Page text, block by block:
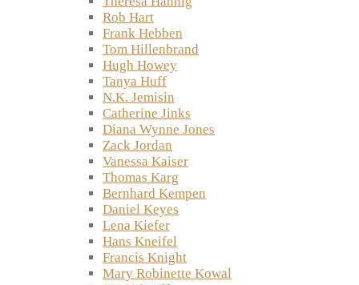
Rob Hart
Frank Hebben
Tom Hillenbrand
Hugh Howey
Tanya Huff
N.K. Jemisin
Catherine Jinks
Diana Wynne Jones
Zack Jordan
Vanessa Kaiser
Thomas Karg
Bernhard Kempen
Daniel Keyes
Lena Kiefer
Hans Kneifel
Francis Knight
Mary Robinette Kowal